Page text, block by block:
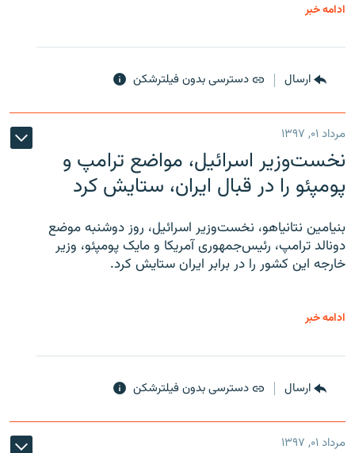
ادامه خبر
ارسال دسترسی بدون فیلترشکن
مرداد ۰۱, ۱۳۹۷
نخست‌وزیر اسرائیل، مواضع ترامپ و
پومپئو را در قبال ایران، ستایش کرد
بنیامین نتانیاهو، نخست‌وزیر اسرائیل، روز دوشنبه موضع
دونالد ترامپ، رئیس‌جمهوری آمریکا و مایک پومپئو، وزیر
خارجه این کشور را در برابر ایران ستایش کرد.
ادامه خبر
ارسال دسترسی بدون فیلترشکن
مرداد ۰۱, ۱۳۹۷